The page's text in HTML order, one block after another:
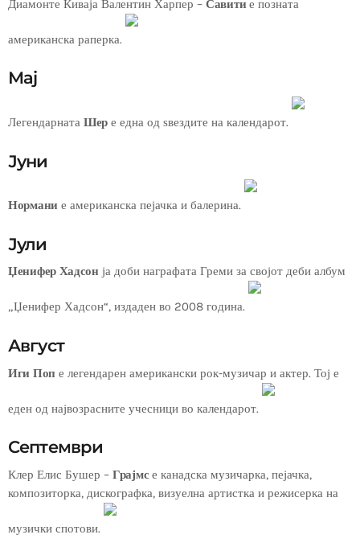
Диамонте Киваја Валентин Харпер – Савити е позната
американска раперка.
Мај
Легендарната Шер е една од ѕвездите на календарот.
Јуни
Нормани е американска пејачка и балерина.
Јули
Џенифер Хадсон ја доби награфата Греми за својот деби албум
„Џенифер Хадсон“, издаден во 2008 година.
Август
Иги Поп е легендарен американски рок-музичар и актер. Тој е
еден од највозрасните учесници во календарот.
Септември
Клер Елис Бушер – Грајмсе канадска музичарка, пејачка,
композиторка, дискографка, визуелна артистка и режисерка на
музички спотови.